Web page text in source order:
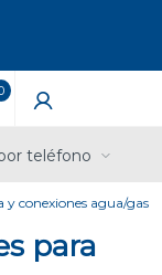
teléfono
y conexiones agua/gas
para